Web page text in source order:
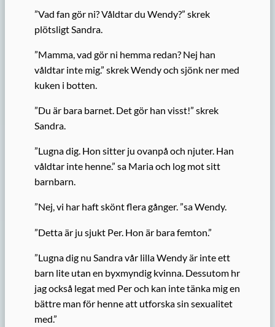
”Vad fan gör ni? Våldtar du Wendy?” skrek
plötsligt Sandra.
”Mamma, vad gör ni hemma redan? Nej han
våldtar inte mig.” skrek Wendy och sjönk ner med
kuken i botten.
”Du är bara barnet. Det gör han visst!” skrek
Sandra.
”Lugna dig. Hon sitter ju ovanpå och njuter. Han
våldtar inte henne.” sa Maria och log mot sitt
barnbarn.
”Nej, vi har haft skönt flera gånger. ”sa Wendy.
”Detta är ju sjukt Per. Hon är bara femton.”
”Lugna dig nu Sandra vår lilla Wendy är inte ett
barn lite utan en byxmyndig kvinna. Dessutom hr
jag också legat med Per och kan inte tänka mig en
bättre man för henne att utforska sin sexualitet
med.”